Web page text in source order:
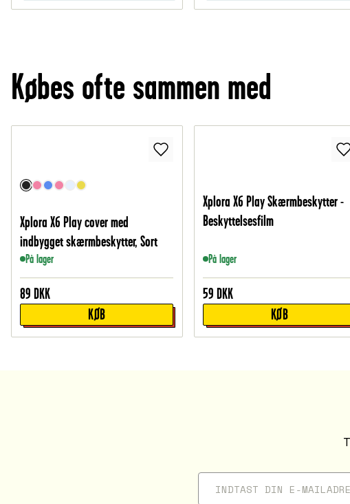
Købes ofte sammen med
Xplora X6 Play cover med
indbygget skærmbeskytter, Sort
På lager
89 DKK
KØB
Xplora X6 Play Skærmbeskytter -
Beskyttelsesfilm
På lager
59 DKK
KØB